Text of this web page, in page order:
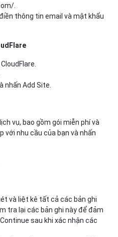
.
thông tin email và mật khẩu
nhấn Add Site.
vụ, bao gồm gói miễn phí và
với nhu cầu của bạn và nhấn
và liệt kê tất cả các bản ghi
tra lại các bản ghi này để đảm
sau khi xác nhận các